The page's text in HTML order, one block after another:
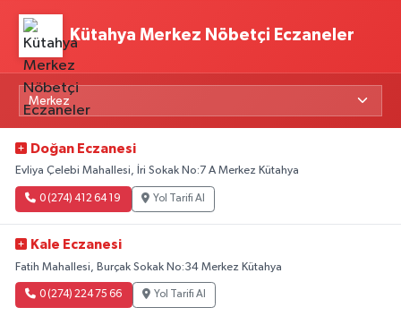
Kütahya Merkez Nöbetçi Eczaneler
Doğan Eczanesi
Evliya Çelebi Mahallesi, İri Sokak No:7 A Merkez Kütahya
0 (274) 412 64 19 Yol Tarifi Al
Kale Eczanesi
Fatih Mahallesi, Burçak Sokak No:34 Merkez Kütahya
0 (274) 224 75 66 Yol Tarifi Al